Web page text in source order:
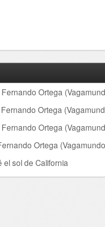
Ortega
Ortega
Ortega
Ortega
el sol de California